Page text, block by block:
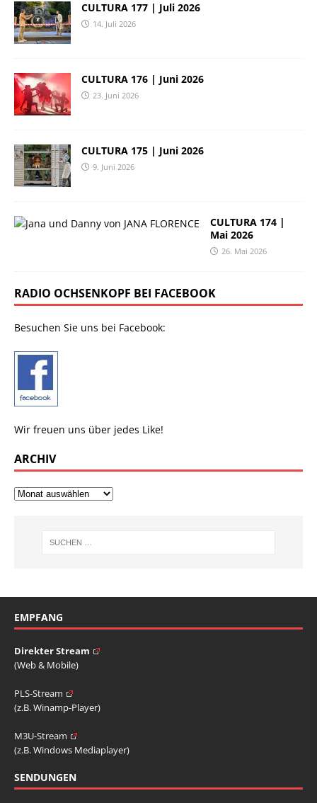
CULTURA 177 | Juli 2026
14. Juli 2026
CULTURA 176 | Juni 2026
23. Juni 2026
CULTURA 175 | Juni 2026
9. Juni 2026
CULTURA 174 |
Mai 2026
26. Mai 2026
RADIO OCHSENKOPF BEI FACEBOOK
Besuchen Sie uns bei Facebook:
Wir freuen uns über jedes Like!
ARCHIV
EMPFANG
Direkter Stream
(Web & Mobile)
PLS-Stream
(z.B. Winamp-Player)
M3U-Stream
(z.B. Windows Mediaplayer)
SENDUNGEN